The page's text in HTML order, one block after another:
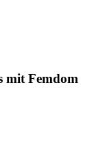
mit Femdom